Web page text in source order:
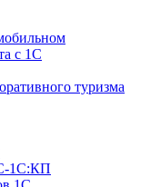
с 1С
туризма
1С:КП